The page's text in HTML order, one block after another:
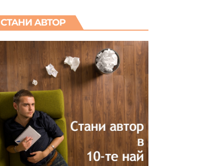
СТАНИ АВТОР